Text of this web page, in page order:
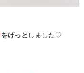
をげっと しました♡